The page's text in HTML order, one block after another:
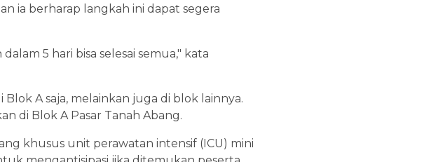
ia berharap langkah ini dapat segera
5 hari bisa selesai semua," kata
A saja, melainkan juga di blok lainnya.
di Blok A Pasar Tanah Abang.
khusus unit perawatan intensif (ICU) mini